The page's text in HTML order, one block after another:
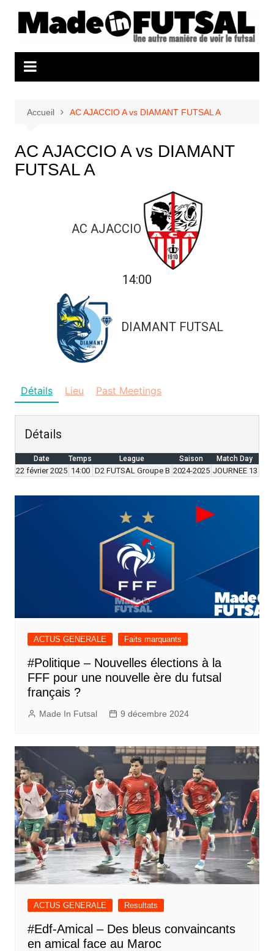
Accueil AC AJACCIO A vs DIAMANT FUTSAL A
AC AJACCIO A vs DIAMANT
FUTSAL A
AC AJACCIO
14:00
DIAMANT FUTSAL
Détails Lieu Past Meetings
Détails
Date Temps League Saison Match Day
22 février 2025 14:00 D2 FUTSAL Groupe B 2024-2025 JOURNEE 13
ACTUS GENERALE Faits marquants
#Politique – Nouvelles élections à la
FFF pour une nouvelle ère du futsal
français ?
Made In Futsal 9 décembre 2024
ACTUS GENERALE Resultats
#Edf-Amical – Des bleus convaincants
en amical face au Maroc